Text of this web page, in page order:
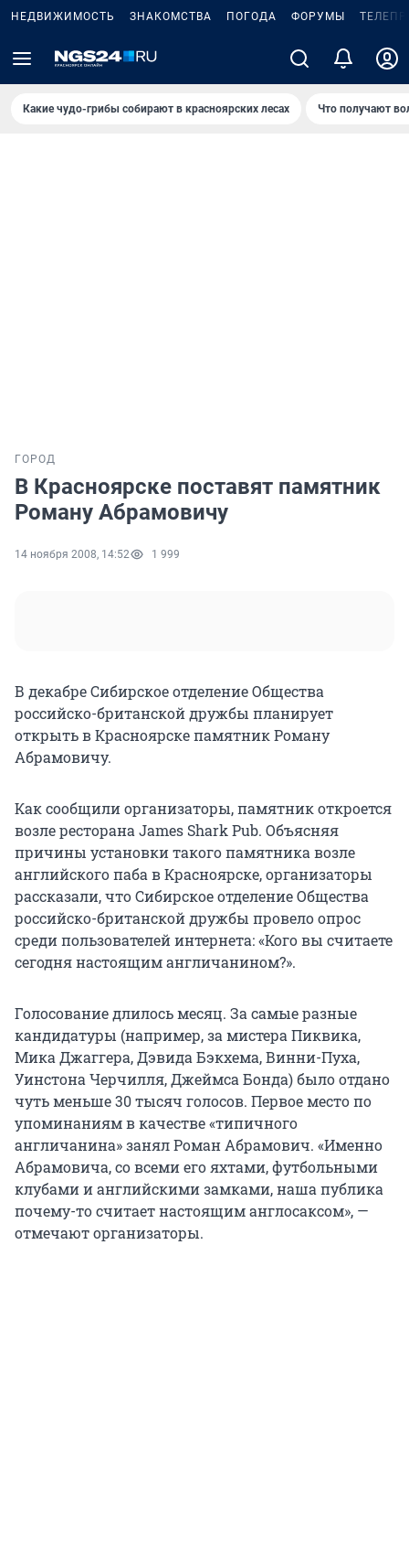
НЕДВИЖИМОСТЬ ЗНАКОМСТВА ПОГОДА ФОРУМЫ
Какие чудо-грибы собирают в красноярских лесах Что получают
ГОРОД
В Красноярске поставят памятник
Роману Абрамовичу
14 ноября 2008, 14:52 1 999
В декабре Сибирское отделение Общества
российско-британской дружбы планирует
открыть в Красноярске памятник Роману
Абрамовичу.
Как сообщили организаторы, памятник откроется
возле ресторана James Shark Pub. Объясняя
причины установки такого памятника возле
английского паба в Красноярске, организаторы
рассказали, что Сибирское отделение Общества
российско-британской дружбы провело опрос
среди пользователей интернета: «Кого вы считаете
сегодня настоящим англичанином?».
Голосование длилось месяц. За самые разные
кандидатуры (например, за мистера Пиквика,
Мика Джаггера, Дэвида Бэкхема, Винни-Пуха,
Уинстона Черчилля, Джеймса Бонда) было отдано
чуть меньше 30 тысяч голосов. Первое место по
упоминаниям в качестве «типичного
англичанина» занял Роман Абрамович. «Именно
Абрамовича, со всеми его яхтами, футбольными
клубами и английскими замками, наша публика
почему-то считает настоящим англосаксом», —
отмечают организаторы.